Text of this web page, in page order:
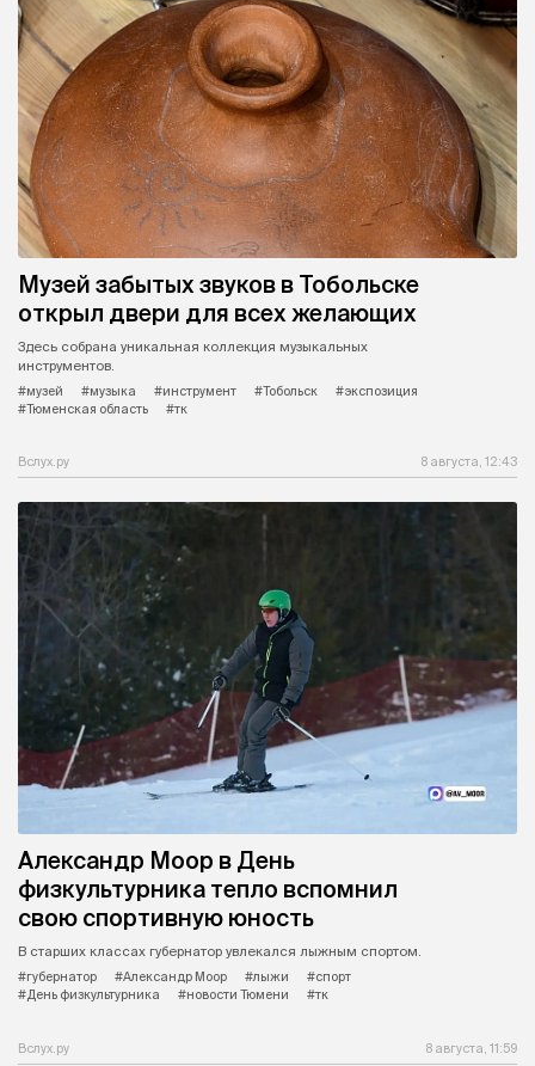
Музей забытых звуков в Тобольске
открыл двери для всех желающих
Здесь собрана уникальная коллекция музыкальных
инструментов.
#музей
#музыка #инструмент #Тобольск
#экспозиция
#Тюменская область
#тк
Вслух.ру 8 августа, 12:43
Александр Моор в День
физкультурника тепло вспомнил
свою спортивную юность
В старших классах губернатор увлекался лыжным спортом.
#губернатор
#Александр Моор #лыжи
#спорт
#День физкультурника
#новости Тюмени #тк
Вслух.ру 8 августа, 11:59